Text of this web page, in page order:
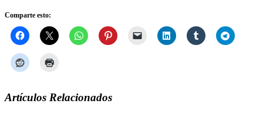
Comparte esto:
Artículos Relacionados